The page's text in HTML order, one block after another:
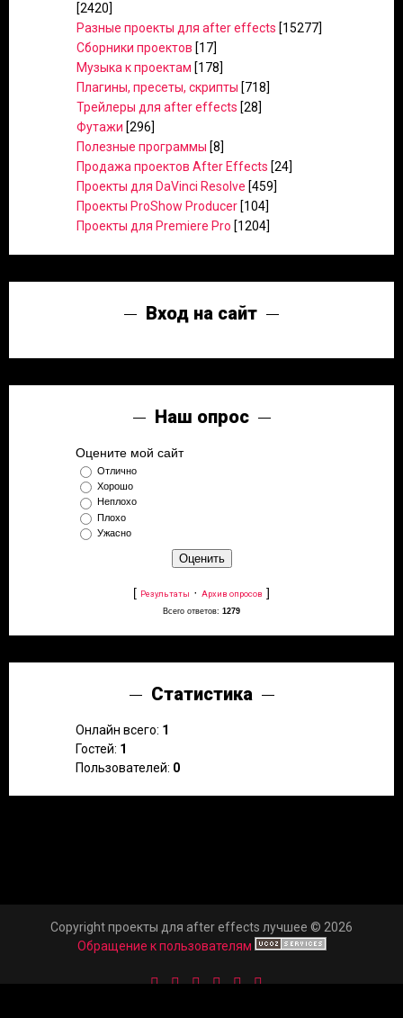
[2420]
Разные проекты для after effects [15277]
Сборники проектов [17]
Музыка к проектам [178]
Плагины, пресеты, скрипты [718]
Трейлеры для after effects [28]
Футажи [296]
Полезные программы [8]
Продажа проектов After Effects [24]
Проекты для DaVinci Resolve [459]
Проекты ProShow Producer [104]
Проекты для Premiere Pro [1204]
Вход на сайт
Наш опрос
Оцените мой сайт
Отлично
Хорошо
Неплохо
Плохо
Ужасно
[ Результаты · Архив опросов ]
Всего ответов: 1279
Статистика
Онлайн всего: 1
Гостей: 1
Пользователей: 0
Copyright проекты для after effects лучшее © 2026
Обращение к пользователям